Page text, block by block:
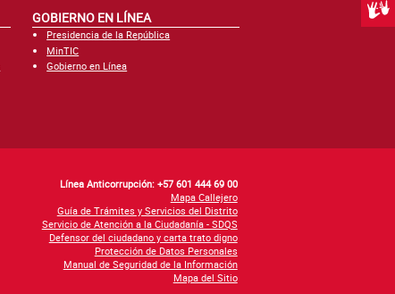
GOBIERNO EN LÍNEA
Presidencia de la República
MinTIC
Gobierno en Línea
Línea Anticorrupción: +57 601 444 69 00
Mapa Callejero
Guía de Trámites y Servicios del Distrito
Servicio de Atención a la Ciudadanía - SDQS
Defensor del ciudadano y carta trato digno
Protección de Datos Personales
Manual de Seguridad de la Información
Mapa del Sitio